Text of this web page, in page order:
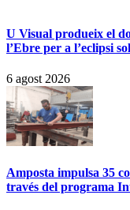
U Visual produeix el
l’Ebre per a l’eclipsi
6 agost 2026
Amposta impulsa 35
través del programa